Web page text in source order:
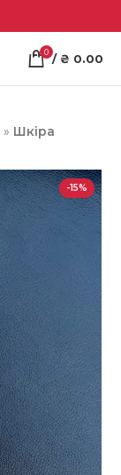
0 / ₴ 0.00
» Шкіра
-15%